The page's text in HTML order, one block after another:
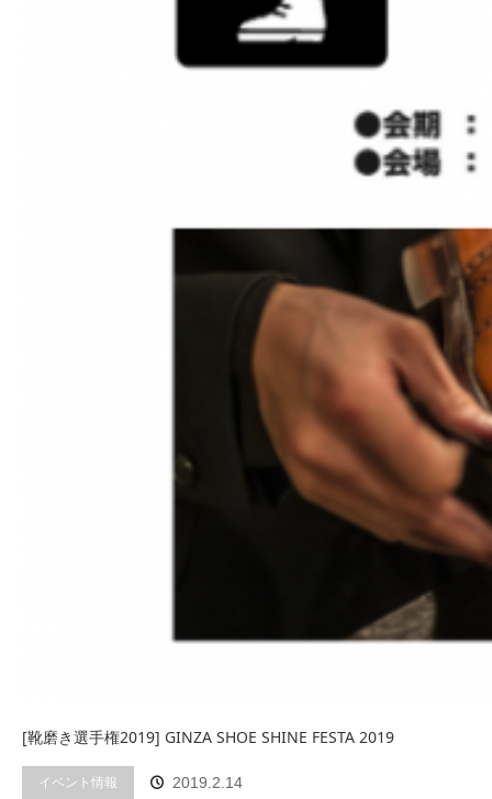
[靴磨き選手権2019] GINZA SHOE SHINE FESTA 2019
イベント情報 2019.2.14